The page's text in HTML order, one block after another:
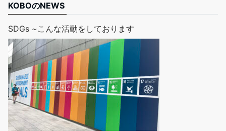
KOBOのNEWS
SDGs ~こんな活動をしております